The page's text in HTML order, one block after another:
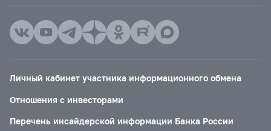
Личный кабинет участника информационного обмена
Отношения с инвесторами
Перечень инсайдерской информации Банка России